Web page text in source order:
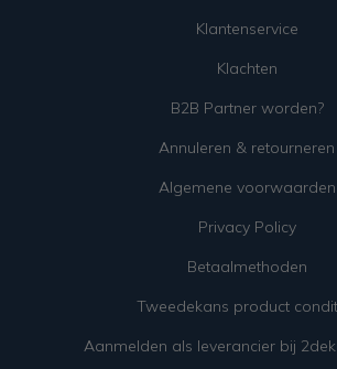
Klantenservice
Klachten
B2B Partner worden?
Annuleren & retourneren
Algemene voorwaarden
Privacy Policy
Betaalmethoden
Tweedekans product
Aanmelden als leverancier bij